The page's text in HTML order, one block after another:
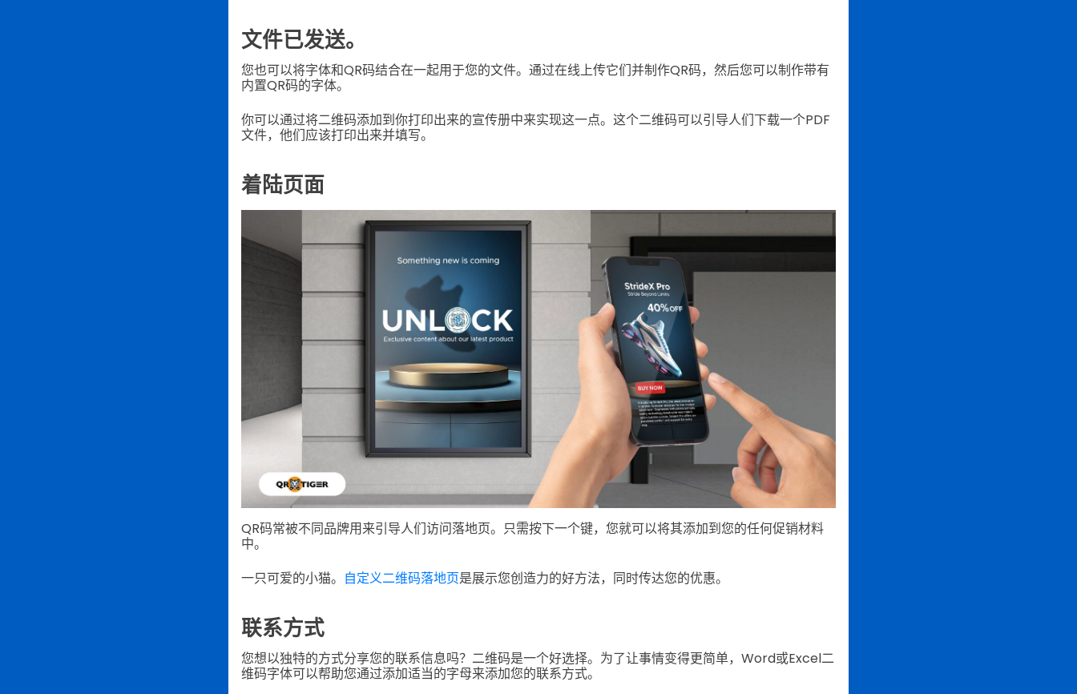
文件已发送。
您也可以将字体和QR码结合在一起用于您的文件。通过在线上传它们并制作QR码，然后您可以制作带有
内置QR码的字体。
你可以通过将二维码添加到你打印出来的宣传册中来实现这一点。这个二维码可以引导人们下载一个PDF
文件，他们应该打印出来并填写。
着陆页面
QR码常被不同品牌用来引导人们访问落地页。只需按下一个键，您就可以将其添加到您的任何促销材料
中。
一只可爱的小猫。 自定义二维码落地页是展示您创造力的好方法，同时传达您的优惠。
联系方式
您想以独特的方式分享您的联系信息吗？二维码是一个好选择。为了让事情变得更简单，Word或Excel二
维码字体可以帮助您通过添加适当的字母来添加您的联系方式。